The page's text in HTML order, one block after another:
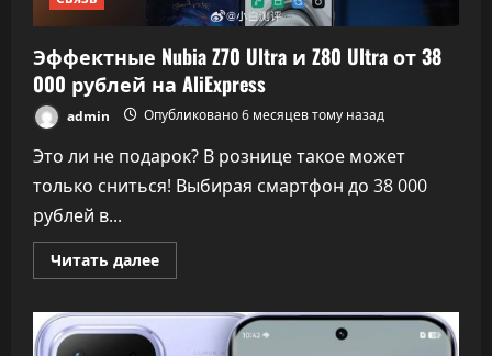
Эффектные Nubia Z70 Ultra и Z80 Ultra от 38
000 рублей на AliExpress
admin Опубликовано 6 месяцев тому назад
Это ли не подарок? В рознице такое может
только сниться! Выбирая смартфон до 38 000
рублей в...
Читать далееПрочитать
больше
Nubia
Z70
Ultra